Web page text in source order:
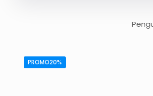
PROMO20%